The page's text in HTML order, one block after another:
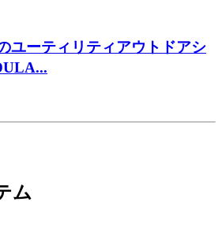
ユーティリティアウトドアシ
ム